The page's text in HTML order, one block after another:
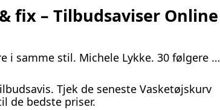
fix – Tilbudsaviser Online
i samme stil. Michele Lykke. 30 følgere …
Tjek de seneste Vasketøjskurv
de bedste priser.